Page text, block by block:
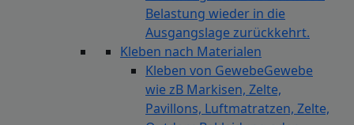
Belastung wieder in die
Ausgangslage zurückkehrt.
Kleben nach Materialen
Kleben von GewebeGewebe
wie zB Markisen, Zelte,
Pavillons, Luftmatratzen, Zelte,